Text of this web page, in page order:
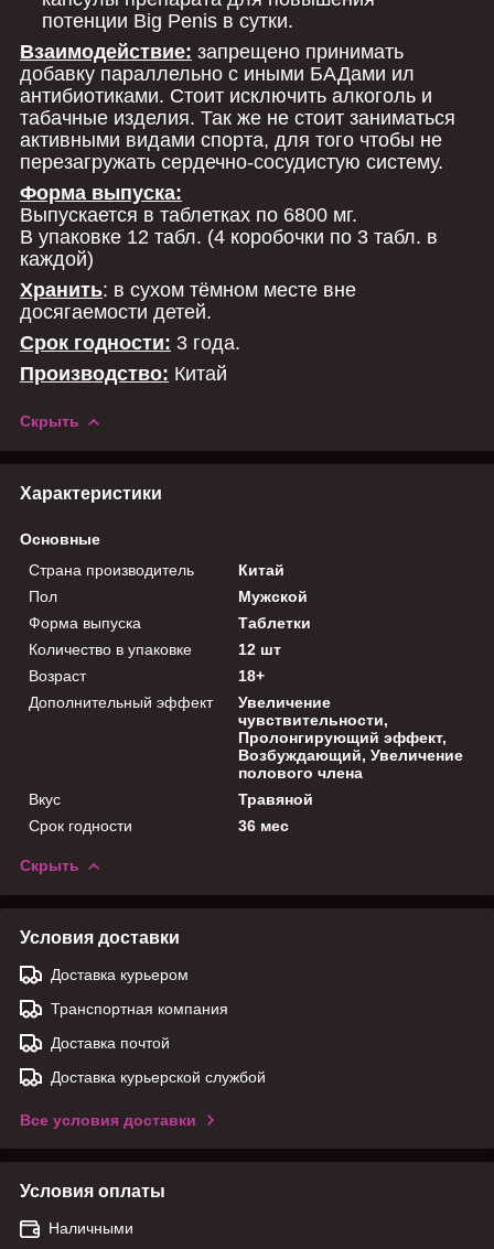
потенции Big Penis в сутки.
Взаимодействие: запрещено принимать
добавку параллельно с иными БАДами ил
антибиотиками. Стоит исключить алкоголь и
табачные изделия. Так же не стоит заниматься
активными видами спорта, для того чтобы не
перезагружать сердечно-сосудистую систему.
Форма выпуска:
Выпускается в таблетках по 6800 мг.
В упаковке 12 табл. (4 коробочки по 3 табл. в
каждой)
Хранить: в сухом тёмном месте вне
досягаемости детей.
Срок годности: 3 года.
Производство: Китай
Скрыть
Характеристики
Основные
Страна производитель
Китай
Пол
Мужской
Форма выпуска
Таблетки
Количество в упаковке
12 шт
Возраст
18+
Дополнительный эффект
Увеличение
чувствительности,
Пролонгирующий эффект,
Возбуждающий, Увеличение
полового члена
Вкус
Травяной
Срок годности
36 мес
Скрыть
Условия доставки
Доставка курьером
Транспортная компания
Доставка почтой
Доставка курьерской службой
Все условия доставки
Условия оплаты
Наличными